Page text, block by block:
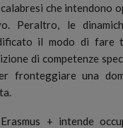
che intendono
Peraltro, le
il modo di fare
di competenze
fronteggiare una
+ intende